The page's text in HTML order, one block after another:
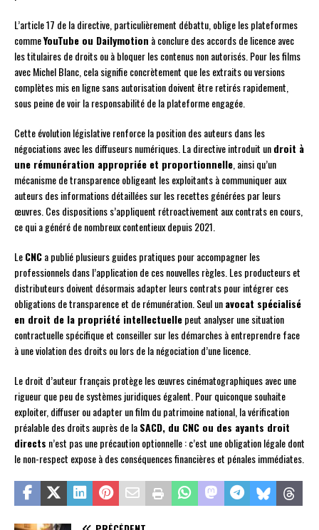
L’article 17 de la directive, particulièrement débattu, oblige les plateformes
commeYouTube ou Dailymotion à conclure des accords de licence avec
les titulaires de droits ou à bloquer les contenus non autorisés. Pour les films
avec Michel Blanc, cela signifie concrètement que les extraits ou versions
complètes mis en ligne sans autorisation doivent être retirés rapidement,
sous peine de voir la responsabilité de la plateforme engagée.
Cette évolution législative renforce la position des auteurs dans les
négociations avec les diffuseurs numériques. La directive introduit undroit à
une rémunération appropriée et proportionnelle , ainsi qu’un
mécanisme de transparence obligeant les exploitants à communiquer aux
auteurs des informations détaillées sur les recettes générées par leurs
œuvres. Ces dispositions s’appliquent rétroactivement aux contrats en cours,
ce qui a généré de nombreux contentieux depuis 2021.
LeCNCa publié plusieurs guides pratiques pour accompagner les
professionnels dans l’application de ces nouvelles règles. Les producteurs et
distributeurs doivent désormais adapter leurs contrats pour intégrer ces
obligations de transparence et de rémunération. Seul unavocat spécialisé
en droit de la propriété intellectuellepeut analyser une situation
contractuelle spécifique et conseiller sur les démarches à entreprendre face
à une violation des droits ou lors de la négociation d’une licence.
Le droit d’auteur français protège les œuvres cinématographiques avec une
rigueur que peu de systèmes juridiques égalent. Pour quiconque souhaite
exploiter, diffuser ou adapter un film du patrimoine national, la vérification
préalable des droits auprès de laSACD, du CNC ou des ayants droit
directs n’est pas une précaution optionnelle : c’est une obligation légale dont
le non-respect expose à des conséquences financières et pénales immédiates.